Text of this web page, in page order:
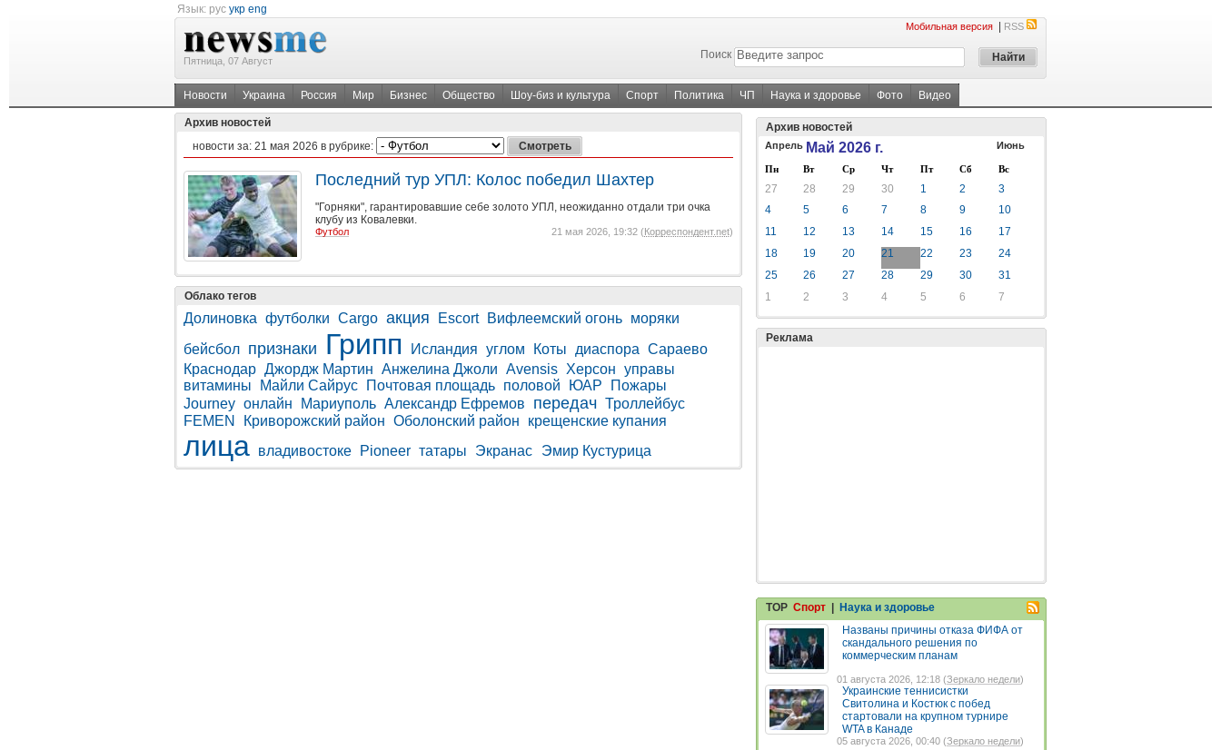
Язык: рус укр eng
Пятница, 07 Август
Мобильная версия RSS
Поиск
Новости Украина Россия Мир Бизнес Общество Шоу-биз и культура Спорт Политика ЧП Наука и здоровье Фото Видео
Архив новостей
новости за: 21 мая 2026 в рубрике:
Последний тур УПЛ: Колос победил Шахтер
"Горняки", гарантировавшие себе золото УПЛ, неожиданно отдали три очка
клубу из Ковалевки.
Футбол 21 мая 2026, 19:32 (Корреспондент.net)
Облако тегов
Долиновка футболки Cargo акция Escort Вифлеемский огонь моряки
бейсбол признаки Грипп Исландия углом Коты диаспора Сараево
Краснодар Джордж Мартин Анжелина Джоли Avensis Херсон управы
витамины
Майли Сайрус Почтовая площадь половой ЮАР
Пожары
Journey онлайн Мариуполь Александр Ефремов передач Троллейбус
FEMEN
Криворожский район Оболонский район крещенские купания
лица владивостоке Pioneer татары Экранас Эмир Кустурица
Архив новостей
Апрель Май 2026 г. Июнь
Пн Вт Ср Чт Пт Сб Вс
27 28 29 30 1 2
3
4
5 6 7 8 9
10
11
12 13 14 15 16
17
18
19 20 21 22 23
24
25
26 27 28 29 30
31
1
2 3 4 5 6 7
Реклама
TOP Спорт
Наука и здоровье
Названы причины отказа ФИФА от
скандального решения по
коммерческим планам
01 августа 2026, 12:18 (Зеркало недели)
Украинские теннисистки
Свитолина и Костюк с побед
стартовали на крупном турнире
WTA в Канаде
05 августа 2026, 00:40 (Зеркало недели)